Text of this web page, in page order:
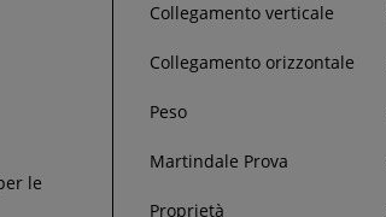
le
Collegamento verticale
Collegamento orizzontale
Peso
Martindale Prova
Proprietà